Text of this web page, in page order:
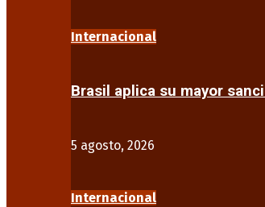
Internacional
Brasil aplica su mayor
5 agosto, 2026
Internacional